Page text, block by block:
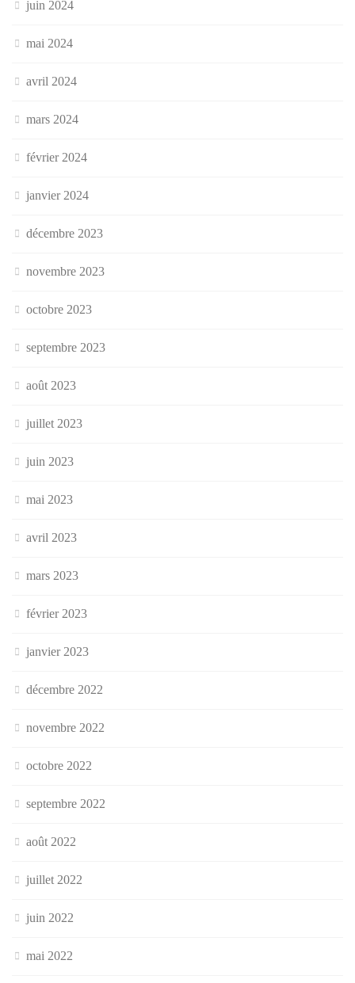
juin 2024
mai 2024
avril 2024
mars 2024
février 2024
janvier 2024
décembre 2023
novembre 2023
octobre 2023
septembre 2023
août 2023
juillet 2023
juin 2023
mai 2023
avril 2023
mars 2023
février 2023
janvier 2023
décembre 2022
novembre 2022
octobre 2022
septembre 2022
août 2022
juillet 2022
juin 2022
mai 2022